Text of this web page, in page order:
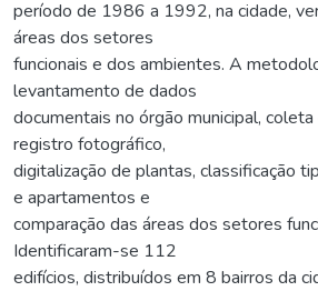
período de 1986 a 1992, na cidade,
áreas dos setores
funcionais e dos ambientes. A
levantamento de dados
documentais no órgão municipal,
registro fotográfico,
digitalização de plantas, classificação
e apartamentos e
comparação das áreas dos setores
Identificaram-se 112
edifícios, distribuídos em 8 bairros da